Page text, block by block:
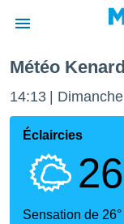
de
Météo
14:13 Dimanche
Éclaircies
Sensation de 26°